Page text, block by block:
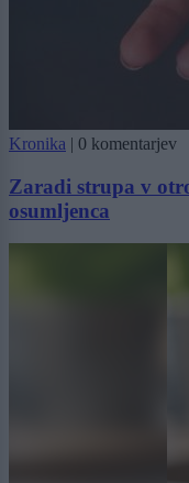
Kronika | 0 komentarjev
Zaradi strupa v
osumljenca